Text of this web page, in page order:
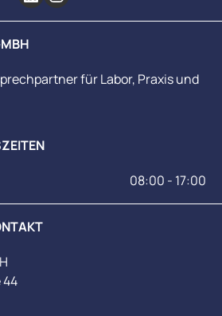
ml8015010800
Benötigen Sie andere Duran-
Beschaffungsservice
für Labor, Praxis und
08:00 - 17:00
44